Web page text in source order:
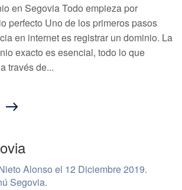
en Segovia Todo empieza por
perfecto Uno de los primeros pasos
en internet es registrar un dominio. La
exacto es esencial, todo lo que
través de...
Alonso el 12 Diciembre 2019.
Segovia.